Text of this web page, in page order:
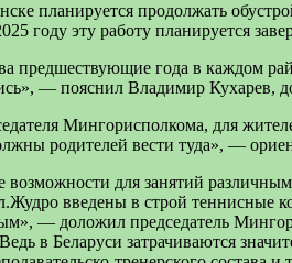
планируется продолжать
году эту работу планируется
предшествующие года в каждом
— пояснил Владимир Кухарев,
Мингорисполкома, для
родителей вести туда», —
возможности для занятий
введены в строй теннисные
— доложил председатель
в Беларуси затрачиваются